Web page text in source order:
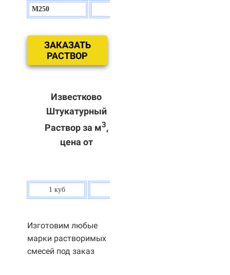
М250
ЗАКАЗАТЬ
РАСТВОР
Известково
Штукатурный
Раствор за м3,
цена от
1 куб
Изготовим любые
марки растворимых
смесей под заказ